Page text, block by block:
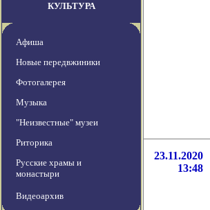
КУЛЬТУРА
Афиша
Новые передвжиники
Фотогалерея
Музыка
"Неизвестные" музеи
Риторика
Русские храмы и
монастыри
Видеоархив
23.11.2020
13:48